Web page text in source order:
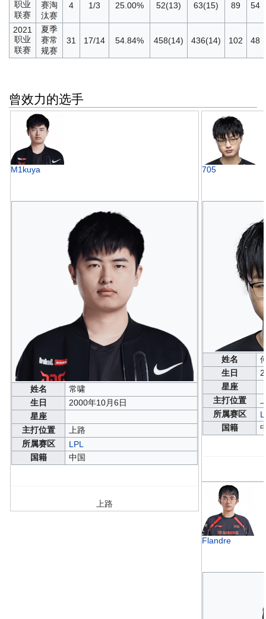
职业
联赛
赛淘
汰赛
4 1/3 25.00% 52(13) 63(15) 89 54
2021
职业
联赛
夏季
赛常
规赛
31 17/14 54.84% 458(14) 436(14) 102 48
曾效力的选手
M1kuya
姓名
常啸
生日
2000年10月6日
星座
主打位置
上路
所属赛区
LPL
国籍
中国
上路
705
姓名
生日
星座
主打位置
所属赛区
国籍
Flandre